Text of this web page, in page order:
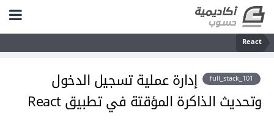
React
full_stack_101
إدارة عملية تسجيل الدخول
وتحديث الذاكرة المؤقتة في تطبيق React